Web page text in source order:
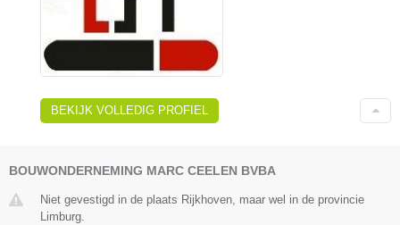
BEKIJK VOLLEDIG PROFIEL
BOUWONDERNEMING MARC CEELEN BVBA
Niet gevestigd in de plaats Rijkhoven, maar wel in de provincie
Limburg.